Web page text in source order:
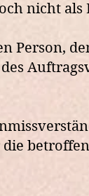
nicht als
Person,